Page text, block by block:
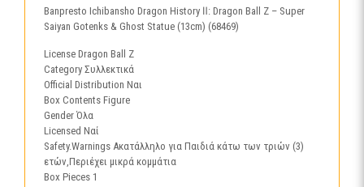
Saiyan
Gotenks
Ghost
Statue
(13cm)
(68469)
Banpresto Ichibansho Dragon History Ⅱ: Dragon Ball Ζ – Super
Saiyan Gotenks & Ghost Statue (13cm) (68469)
License Dragon Ball Z
Category Συλλεκτικά
Official Distribution Ναι
Box Contents Figure
Gender Όλα
Licensed Ναί
Safety.Warnings Ακατάλληλο για Παιδιά κάτω των τριών (3)
ετών,Περιέχει μικρά κομμάτια
Box Pieces 1